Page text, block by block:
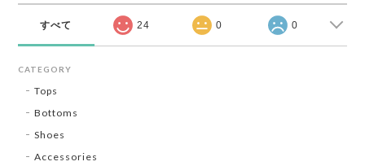
すべて 24 0 0
CATEGORY
Tops
Bottoms
Shoes
Accessories